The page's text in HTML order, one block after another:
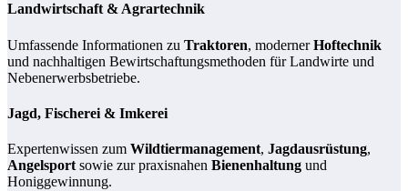
Landwirtschaft & Agrartechnik
Umfassende Informationen zu Traktoren, modernerHoftechnik
und nachhaltigen Bewirtschaftungsmethoden für Landwirte und
Nebenerwerbsbetriebe.
Jagd, Fischerei & Imkerei
Expertenwissen zum Wildtiermanagement, Jagdausrüstung,
Angelsport sowie zur praxisnahen Bienenhaltung und
Honiggewinnung.